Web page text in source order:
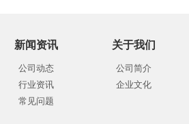
新闻资讯
公司动态
行业资讯
常见问题
关于我们
公司简介
企业文化